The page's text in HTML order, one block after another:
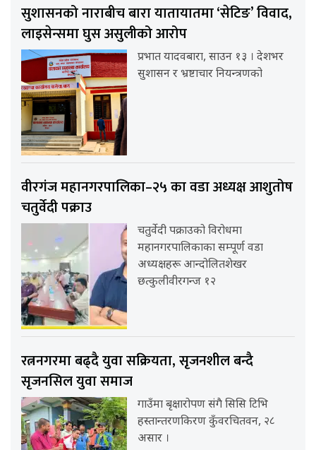
सुशासनको नाराबीच बारा यातायातमा ‘सेटिङ’ विवाद,
लाइसेन्समा घुस असुलीको आरोप
प्रभात यादवबारा, साउन १३ । देशभर
सुशासन र भ्रष्टाचार नियन्त्रणको
वीरगंज महानगरपालिका–२५ का वडा अध्यक्ष आशुतोष
चतुर्वेदी पक्राउ
चतुर्वेदी पक्राउको विरोधमा
महानगरपालिकाका सम्पूर्ण वडा
अध्यक्षहरू आन्दोलितशेखर
छत्कुलीवीरगन्ज १२
रत्ननगरमा बढ्दै युवा सक्रियता, सृजनशील बन्दै
सृजनसिल युवा समाज
गाउँमा बृक्षारोपण संगै सिसि टिभि
हस्तान्तरणकिरण कुँवरचितवन, २८
असार ।